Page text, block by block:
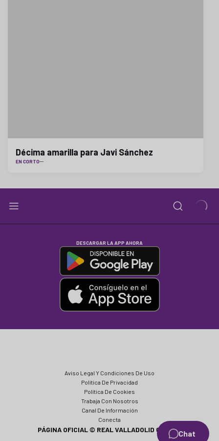
Chat
Décima amarilla para Javi Sánchez
EN CORTO
DESCARGAR LA APP AHORA
Aviso Legal Y Condiciones De Uso
Política De Privacidad
Política De Cookies
Trabaja Con Nosotros
Canal De Información
Conecta
PÁGINA OFICIAL © REAL VALLADOLID CF 2024